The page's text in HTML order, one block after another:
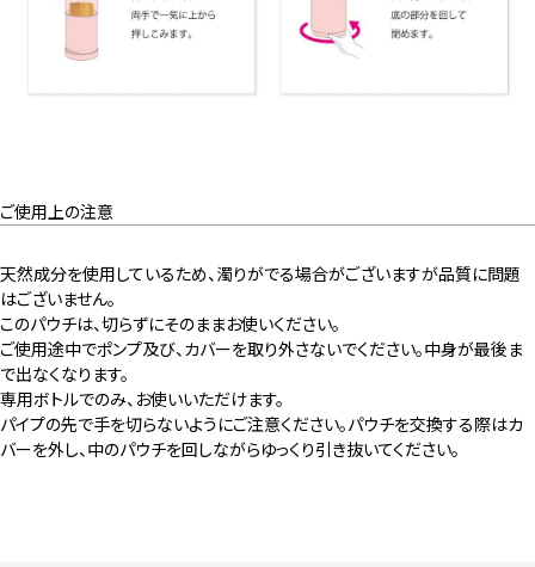
ご使用上の注意
天然成分を使用しているため、濁りがでる場合がございますが品質に問題
はございません。
このパウチは、切らずにそのままお使いください。
ご使用途中でポンプ及び、カバーを取り外さないでください。中身が最後ま
で出なくなります。
専用ボトルでのみ、お使いいただけます。
パイプの先で手を切らないようにご注意ください。パウチを交換する際はカ
バーを外し、中のパウチを回しながらゆっくり引き抜いてください。